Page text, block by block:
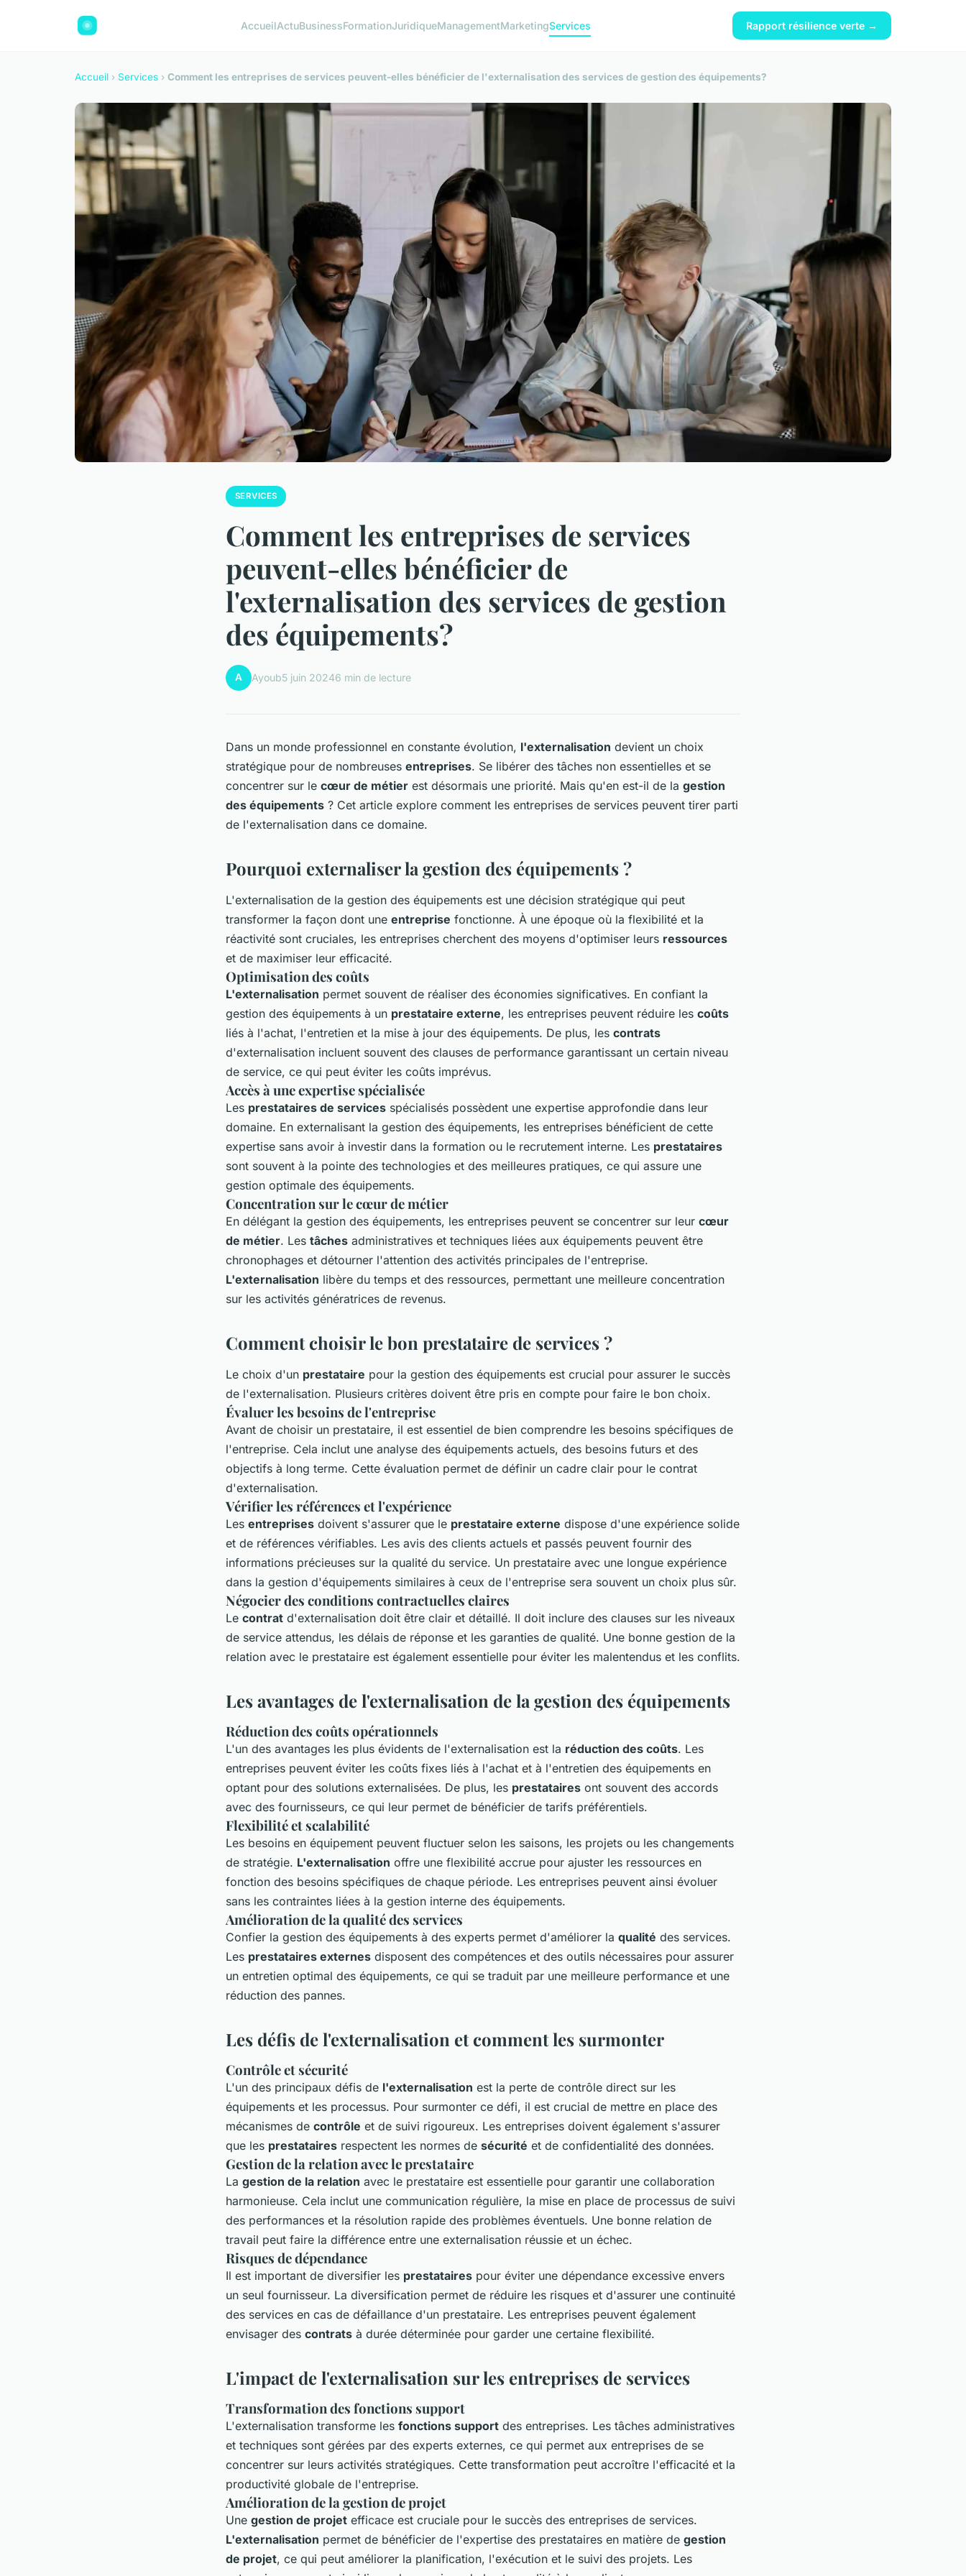
AccueilActuBusinessFormationJuridiqueManagementMarketingServices Rapport résilience verte →
Accueil › Services › Comment les entreprises de services peuvent-elles bénéficier de l'externalisation des services de gestion des équipements?
SERVICES
Comment les entreprises de services
peuvent-elles bénéficier de
l'externalisation des services de gestion
des équipements?
A Ayoub5 juin 20246 min de lecture
Dans un monde professionnel en constante évolution, l'externalisation devient un choix
stratégique pour de nombreuses entreprises. Se libérer des tâches non essentielles et se
concentrer sur le cœur de métier est désormais une priorité. Mais qu'en est-il de la gestion
des équipements ? Cet article explore comment les entreprises de services peuvent tirer parti
de l'externalisation dans ce domaine.
Pourquoi externaliser la gestion des équipements ?
L'externalisation de la gestion des équipements est une décision stratégique qui peut
transformer la façon dont une entreprise fonctionne. À une époque où la flexibilité et la
réactivité sont cruciales, les entreprises cherchent des moyens d'optimiser leurs ressources
et de maximiser leur efficacité.
Optimisation des coûts
L'externalisation permet souvent de réaliser des économies significatives. En confiant la
gestion des équipements à un prestataire externe, les entreprises peuvent réduire les coûts
liés à l'achat, l'entretien et la mise à jour des équipements. De plus, les contrats
d'externalisation incluent souvent des clauses de performance garantissant un certain niveau
de service, ce qui peut éviter les coûts imprévus.
Accès à une expertise spécialisée
Les prestataires de services spécialisés possèdent une expertise approfondie dans leur
domaine. En externalisant la gestion des équipements, les entreprises bénéficient de cette
expertise sans avoir à investir dans la formation ou le recrutement interne. Les prestataires
sont souvent à la pointe des technologies et des meilleures pratiques, ce qui assure une
gestion optimale des équipements.
Concentration sur le cœur de métier
En délégant la gestion des équipements, les entreprises peuvent se concentrer sur leur cœur
de métier. Les tâches administratives et techniques liées aux équipements peuvent être
chronophages et détourner l'attention des activités principales de l'entreprise.
L'externalisation libère du temps et des ressources, permettant une meilleure concentration
sur les activités génératrices de revenus.
Comment choisir le bon prestataire de services ?
Le choix d'un prestataire pour la gestion des équipements est crucial pour assurer le succès
de l'externalisation. Plusieurs critères doivent être pris en compte pour faire le bon choix.
Évaluer les besoins de l'entreprise
Avant de choisir un prestataire, il est essentiel de bien comprendre les besoins spécifiques de
l'entreprise. Cela inclut une analyse des équipements actuels, des besoins futurs et des
objectifs à long terme. Cette évaluation permet de définir un cadre clair pour le contrat
d'externalisation.
Vérifier les références et l'expérience
Les entreprises doivent s'assurer que le prestataire externe dispose d'une expérience solide
et de références vérifiables. Les avis des clients actuels et passés peuvent fournir des
informations précieuses sur la qualité du service. Un prestataire avec une longue expérience
dans la gestion d'équipements similaires à ceux de l'entreprise sera souvent un choix plus sûr.
Négocier des conditions contractuelles claires
Le contrat d'externalisation doit être clair et détaillé. Il doit inclure des clauses sur les niveaux
de service attendus, les délais de réponse et les garanties de qualité. Une bonne gestion de la
relation avec le prestataire est également essentielle pour éviter les malentendus et les conflits.
Les avantages de l'externalisation de la gestion des équipements
Réduction des coûts opérationnels
L'un des avantages les plus évidents de l'externalisation est la réduction des coûts. Les
entreprises peuvent éviter les coûts fixes liés à l'achat et à l'entretien des équipements en
optant pour des solutions externalisées. De plus, les prestataires ont souvent des accords
avec des fournisseurs, ce qui leur permet de bénéficier de tarifs préférentiels.
Flexibilité et scalabilité
Les besoins en équipement peuvent fluctuer selon les saisons, les projets ou les changements
de stratégie. L'externalisation offre une flexibilité accrue pour ajuster les ressources en
fonction des besoins spécifiques de chaque période. Les entreprises peuvent ainsi évoluer
sans les contraintes liées à la gestion interne des équipements.
Amélioration de la qualité des services
Confier la gestion des équipements à des experts permet d'améliorer la qualité des services.
Les prestataires externes disposent des compétences et des outils nécessaires pour assurer
un entretien optimal des équipements, ce qui se traduit par une meilleure performance et une
réduction des pannes.
Les défis de l'externalisation et comment les surmonter
Contrôle et sécurité
L'un des principaux défis de l'externalisation est la perte de contrôle direct sur les
équipements et les processus. Pour surmonter ce défi, il est crucial de mettre en place des
mécanismes de contrôle et de suivi rigoureux. Les entreprises doivent également s'assurer
que les prestataires respectent les normes de sécurité et de confidentialité des données.
Gestion de la relation avec le prestataire
La gestion de la relation avec le prestataire est essentielle pour garantir une collaboration
harmonieuse. Cela inclut une communication régulière, la mise en place de processus de suivi
des performances et la résolution rapide des problèmes éventuels. Une bonne relation de
travail peut faire la différence entre une externalisation réussie et un échec.
Risques de dépendance
Il est important de diversifier les prestataires pour éviter une dépendance excessive envers
un seul fournisseur. La diversification permet de réduire les risques et d'assurer une continuité
des services en cas de défaillance d'un prestataire. Les entreprises peuvent également
envisager des contrats à durée déterminée pour garder une certaine flexibilité.
L'impact de l'externalisation sur les entreprises de services
Transformation des fonctions support
L'externalisation transforme les fonctions support des entreprises. Les tâches administratives
et techniques sont gérées par des experts externes, ce qui permet aux entreprises de se
concentrer sur leurs activités stratégiques. Cette transformation peut accroître l'efficacité et la
productivité globale de l'entreprise.
Amélioration de la gestion de projet
Une gestion de projet efficace est cruciale pour le succès des entreprises de services.
L'externalisation permet de bénéficier de l'expertise des prestataires en matière de gestion
de projet, ce qui peut améliorer la planification, l'exécution et le suivi des projets. Les